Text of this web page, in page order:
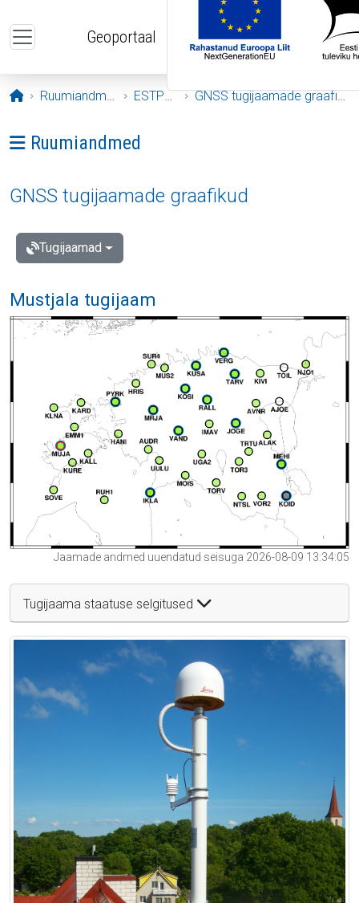
Geoportaal
Avaleht
Ruumiandmed ESTPOS GNSS tugijaamade graafikud
Ava menüü: Ruumiandmed
Ruumiandmed
GNSS tugijaamade graafikud
Tugijaamad
Mustjala tugijaam
Jaamade andmed uuendatud seisuga 2026-08-09 13:34:05
Tugijaama staatuse selgitused